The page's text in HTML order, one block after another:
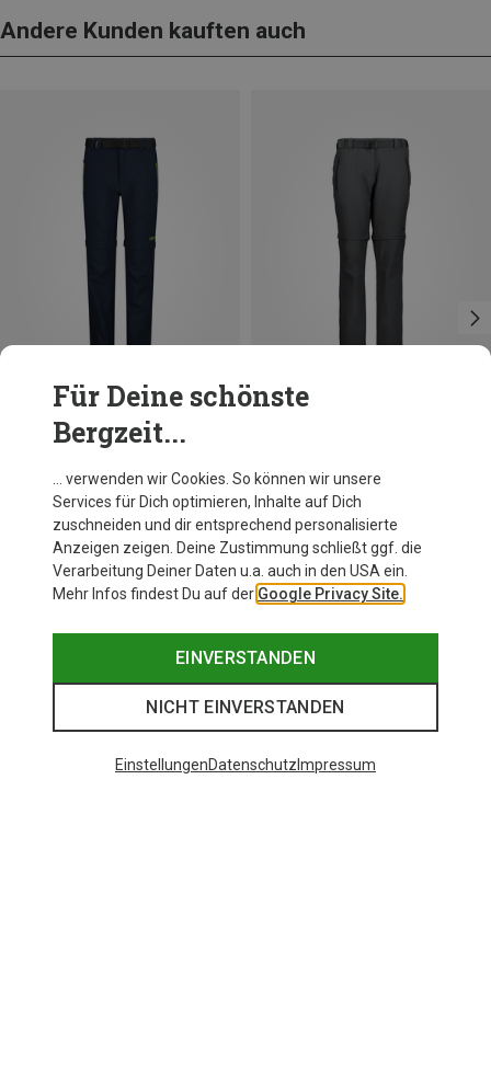
Andere Kunden kauften auch
+1
Kinder Long Zip Off Stretch Hose
Für Deine schönste
Bergzeit...
… verwenden wir Cookies. So können wir unsere
Services für Dich optimieren, Inhalte auf Dich
zuschneiden und dir entsprechend personalisierte
Anzeigen zeigen. Deine Zustimmung schließt ggf. die
Verarbeitung Deiner Daten u.a. auch in den USA ein.
Mehr Infos findest Du auf der Google Privacy Site.
EINVERSTANDEN
NICHT EINVERSTANDEN
EinstellungenDatenschutz Impressum